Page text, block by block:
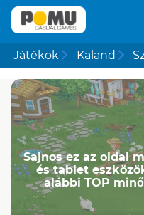
Játékok Kaland
Sajnos ez az oldal
és tablet
alábbi TOP